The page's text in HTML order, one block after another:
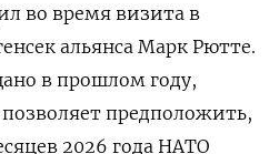
во время визита в
альянса Марк Рютте.
в прошлом году,
предположить,
2026 года НАТО